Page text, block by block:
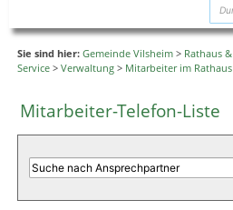
Sie sind hier: Gemeinde Vilsheim > Rathaus &
Service > Verwaltung > Mitarbeiter im Rathaus
Mitarbeiter-Telefon-Liste